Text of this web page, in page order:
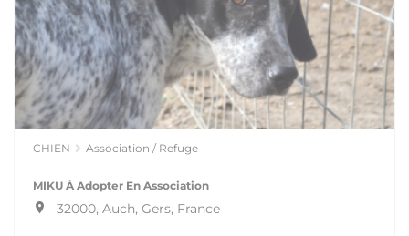
CHIEN Association / Refuge
MIKU À Adopter En Association
32000, Auch, Gers, France